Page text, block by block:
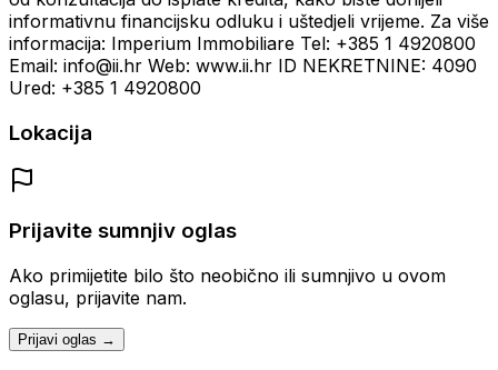
informativnu financijsku odluku i uštedjeli vrijeme. Za više
informacija: Imperium Immobiliare Tel: +385 1 4920800
Email: info@ii.hr Web: www.ii.hr ID NEKRETNINE: 4090
Ured: +385 1 4920800
Lokacija
Prijavite sumnjiv oglas
Ako primijetite bilo što neobično ili sumnjivo u ovom
oglasu, prijavite nam.
Prijavi oglas →